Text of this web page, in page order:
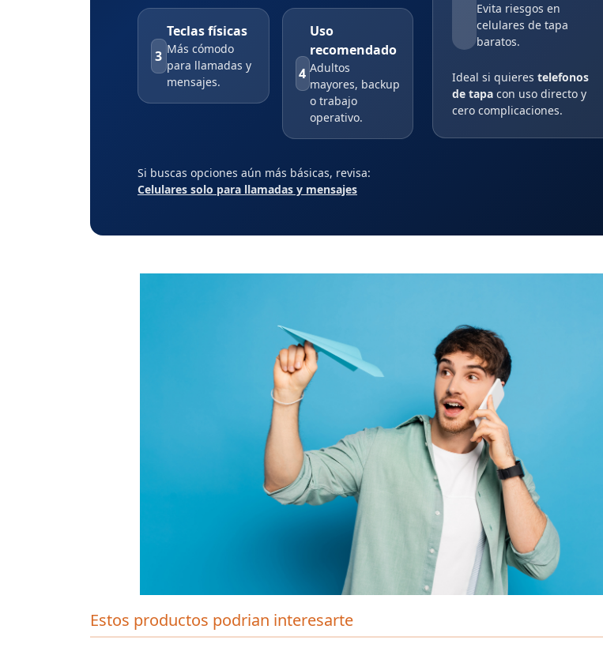
3
Teclas físicas
Más cómodo
para llamadas y
mensajes.
4
Uso
recomendado
Adultos
mayores, backup
o trabajo
operativo.
Si buscas opciones aún más básicas, revisa:
Celulares solo para llamadas y mensajes
Evita riesgos en
celulares de tapa
baratos.
Ideal si quierestelefonos
de tapa con uso directo y
cero complicaciones.
Estos productos podrian interesarte